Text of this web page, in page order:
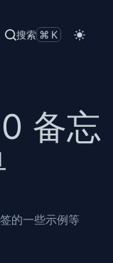
搜索 ⌘K
备忘
的一些示例等